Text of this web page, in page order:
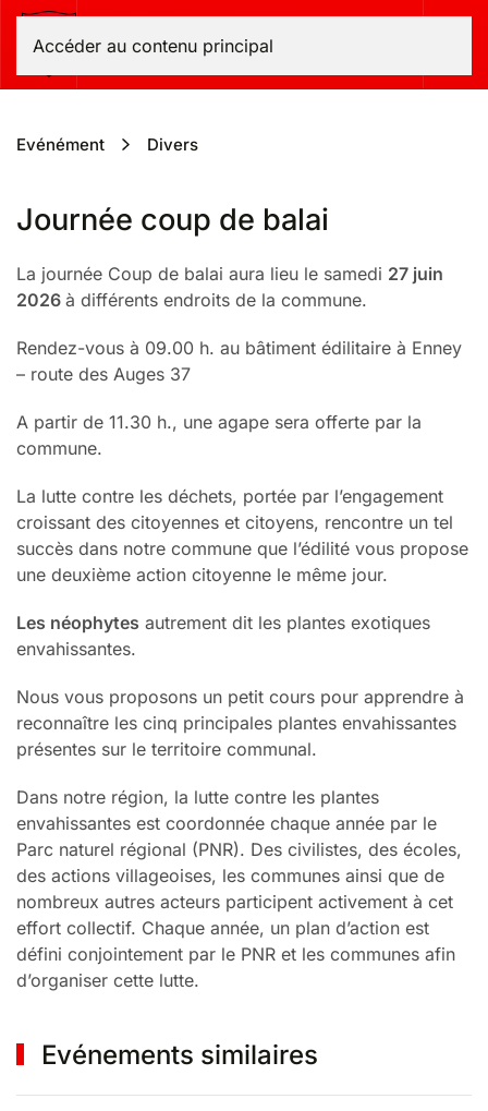
Accéder au contenu principal
Bas-Intyamon
Evénément Divers
Journée coup de balai
La journée Coup de balai aura lieu le samedi 27 juin
2026 à différents endroits de la commune.
Rendez-vous à 09.00 h. au bâtiment édilitaire à Enney
– route des Auges 37
A partir de 11.30 h., une agape sera offerte par la
commune.
La lutte contre les déchets, portée par l’engagement
croissant des citoyennes et citoyens, rencontre un tel
succès dans notre commune que l’édilité vous propose
une deuxième action citoyenne le même jour.
Les néophytes autrement dit les plantes exotiques
envahissantes.
Nous vous proposons un petit cours pour apprendre à
reconnaître les cinq principales plantes envahissantes
présentes sur le territoire communal.
Dans notre région, la lutte contre les plantes
envahissantes est coordonnée chaque année par le
Parc naturel régional (PNR). Des civilistes, des écoles,
des actions villageoises, les communes ainsi que de
nombreux autres acteurs participent activement à cet
effort collectif. Chaque année, un plan d’action est
défini conjointement par le PNR et les communes afin
d’organiser cette lutte.
Evénements similaires